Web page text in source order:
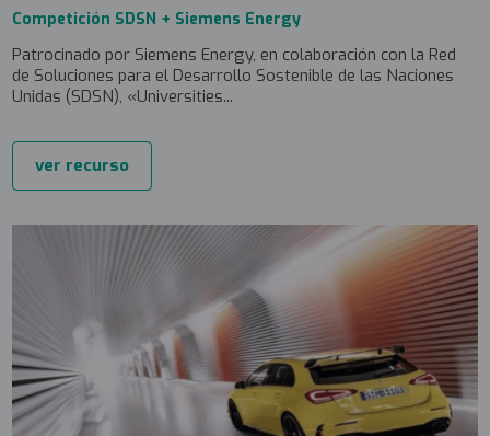
Competición SDSN + Siemens Energy
Patrocinado por Siemens Energy, en colaboración con la Red
de Soluciones para el Desarrollo Sostenible de las Naciones
Unidas (SDSN), «Universities...
ver recurso